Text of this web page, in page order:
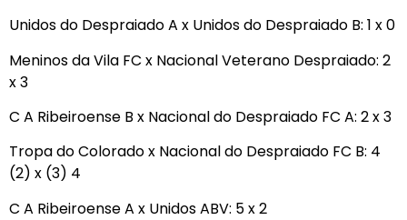
Unidos do Despraiado A x Unidos do Despraiado B: 1 x 0
Meninos da Vila FC x Nacional Veterano Despraiado: 2
x 3
C A Ribeiroense B x Nacional do Despraiado FC A: 2 x 3
Tropa do Colorado x Nacional do Despraiado FC B: 4
(2) x (3) 4
C A Ribeiroense A x Unidos ABV: 5 x 2